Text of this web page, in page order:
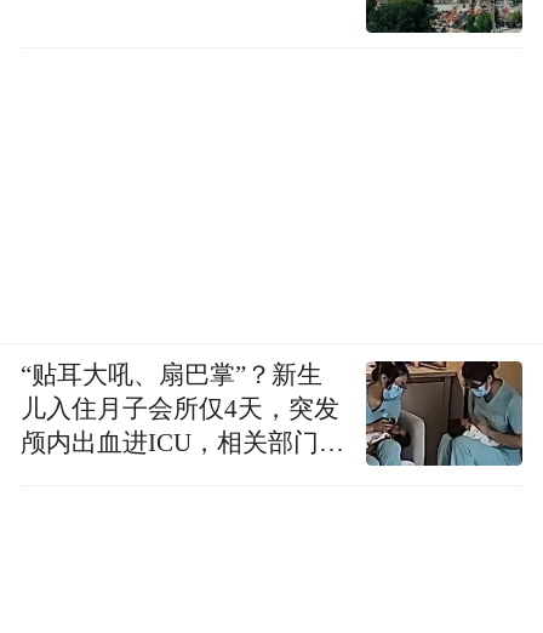
“贴耳大吼、扇巴掌”？新生
儿入住月子会所仅4天，突发
颅内出血进ICU，相关部门已